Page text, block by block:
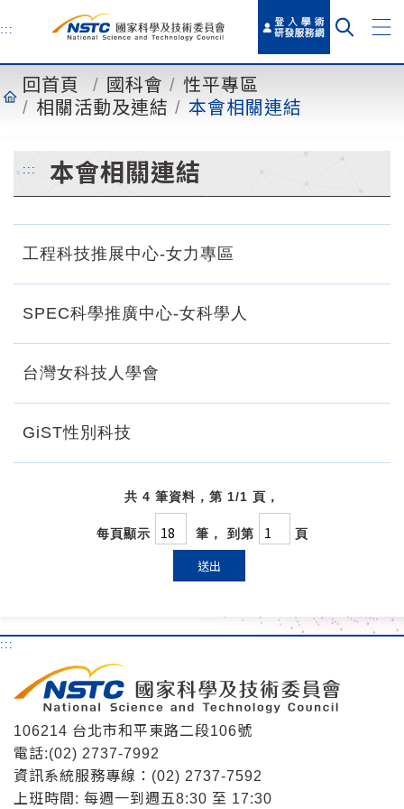
主
容
:::
回首頁 國科會
性平專區
相關活動及連結
本會相關連結
::: 本會相關連結
工程科技推展中心-女力專區
SPEC科學推廣中心-女科學人
台灣女科技人學會
GiST性別科技
共 4 筆資料，第 1/1 頁，
每頁顯示 筆， 到第 頁
送出
:::
106214 台北市和平東路二段106號
電話:(02) 2737-7992
資訊系統服務專線：(02) 2737-7592
上班時間: 每週一到週五8:30 至 17:30